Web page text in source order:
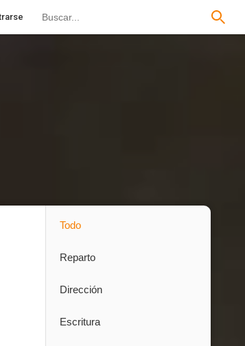
Todo
Reparto
Dirección
Escritura